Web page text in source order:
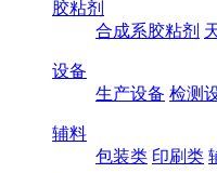
胶粘剂
合成系胶粘剂
设备
生产设备 检测
辅料
包装类 印刷类